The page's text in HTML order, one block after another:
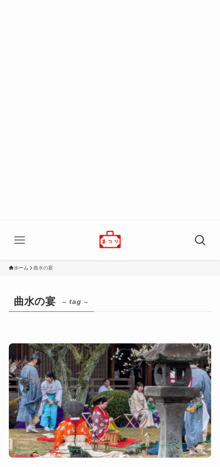
ホーム 曲水の宴
曲水の宴 – tag –